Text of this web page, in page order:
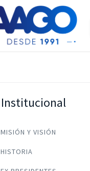
Institucional
MISIÓN Y VISIÓN
HISTORIA